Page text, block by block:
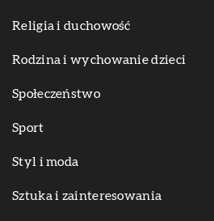
Religia i duchowość
Rodzina i wychowanie dzieci
Społeczeństwo
Sport
Styl i moda
Sztuka i zainteresowania